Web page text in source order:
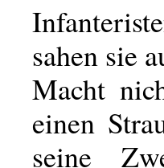
sahen sie
Macht
einen
seine